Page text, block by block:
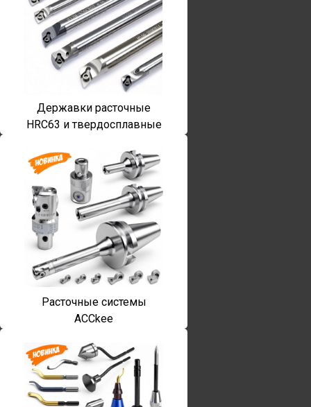
Державки расточные
HRC63 и твердосплавные
Расточные системы
ACCkee